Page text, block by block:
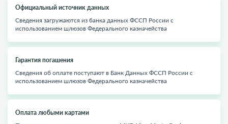
Официальный источник данных
Сведения загружаются из банка данных ФССП России с
использованием шлюзов Федерального казначейства
Гарантия погашения
Сведения об оплате поступают в Банк Данных ФССП России с
использованием шлюзов Федерального казначейства
Оплата любыми картами